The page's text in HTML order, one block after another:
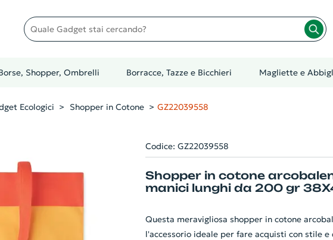
Quale gadget stai cercando?
Shopper, Ombrelli Borracce, Tazze e Bicchieri Magliette e
Ecologici Shopper in Cotone GZ22039558
Codice: GZ22039558
Shopper in cotone
manici lunghi da 200 gr
Questa meravigliosa shopper in cotone
l'accessorio ideale per fare acquisti con stile e